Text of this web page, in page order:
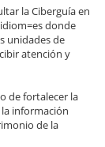
la Ciberguía en
donde
unidades de
atención y
de fortalecer la
información
de la